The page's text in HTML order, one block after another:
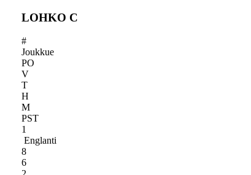
LOHKO C
#
Joukkue
PO
V
T
H
M
PST
1
Englanti
8
6